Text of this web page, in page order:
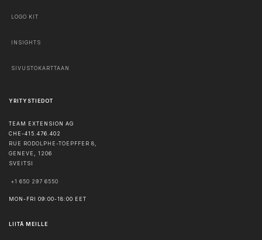
LOGO KIT
INSIGHTS
SIVUSTOKARTTAAN
YRITYSTIEDOT
TEAM EXTENSION AG
CHE-415.476.402
RUE RODOLPHE-TOEPFFER 8,
GENEVE , 1206
SVEITSI
+1 650 297 6550
MON-FRI 09:00-18:00 EET
LIITÄ MEILLE